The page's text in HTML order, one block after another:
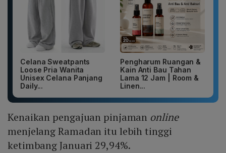
Celana Sweatpants
Loose Pria Wanita
Unisex Celana Panjang
Daily...
Pengharum Ruangan &
Kain Anti Bau Tahan
Lama 12 Jam | Room &
Linen...
Kenaikan pengajuan pinjaman online
menjelang Ramadan itu lebih tinggi
ketimbang Januari 29,94%.